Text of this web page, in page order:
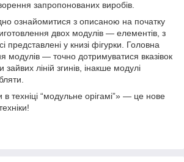
запропонованих виробів.
ознайомитися з описаною на початку
двох модулів — елементів, з
представлені у книзі фігурки. Головна
модулів — точно дотримуватися вказівок
зайвих ліній згинів, інакше модулі
техніці “модульне орігамі”» — це нове